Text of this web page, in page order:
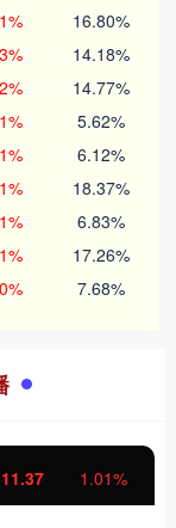
16.80%
14.18%
14.77%
5.62%
6.12%
18.37%
6.83%
17.26%
7.68%
1.01%